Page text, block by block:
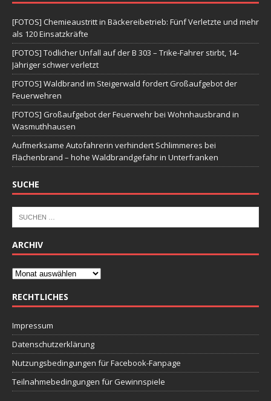
[FOTOS] Chemieaustritt in Bäckereibetrieb: Fünf Verletzte und mehr
als 120 Einsatzkräfte
[FOTOS] Tödlicher Unfall auf der B 303 – Trike-Fahrer stirbt, 14-
Jähriger schwer verletzt
[FOTOS] Waldbrand im Steigerwald fordert Großaufgebot der
Feuerwehren
[FOTOS] Großaufgebot der Feuerwehr bei Wohnhausbrand in
Wasmuthhausen
Aufmerksame Autofahrerin verhindert Schlimmeres bei
Flächenbrand – hohe Waldbrandgefahr in Unterfranken
SUCHE
ARCHIV
RECHTLICHES
Impressum
Datenschutzerklärung
Nutzungsbedingungen für Facebook-Fanpage
Teilnahmebedingungen für Gewinnspiele